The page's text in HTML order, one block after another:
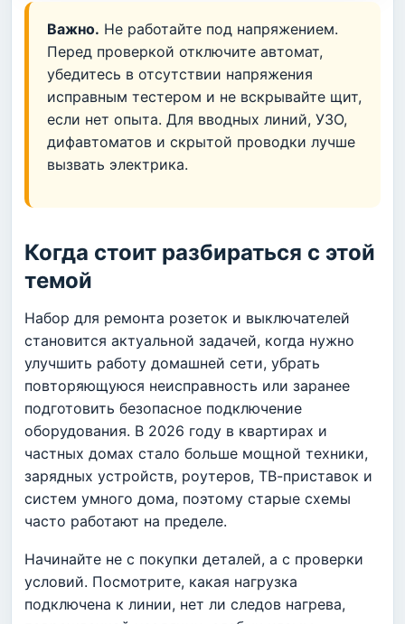
Важно. Не работайте под напряжением.
Перед проверкой отключите автомат,
убедитесь в отсутствии напряжения
исправным тестером и не вскрывайте щит,
если нет опыта. Для вводных линий, УЗО,
дифавтоматов и скрытой проводки лучше
вызвать электрика.
Когда стоит разбираться с этой
темой
Набор для ремонта розеток и выключателей
становится актуальной задачей, когда нужно
улучшить работу домашней сети, убрать
повторяющуюся неисправность или заранее
подготовить безопасное подключение
оборудования. В 2026 году в квартирах и
частных домах стало больше мощной техники,
зарядных устройств, роутеров, ТВ-приставок и
систем умного дома, поэтому старые схемы
часто работают на пределе.
Начинайте не с покупки деталей, а с проверки
условий. Посмотрите, какая нагрузка
подключена к линии, нет ли следов нагрева,